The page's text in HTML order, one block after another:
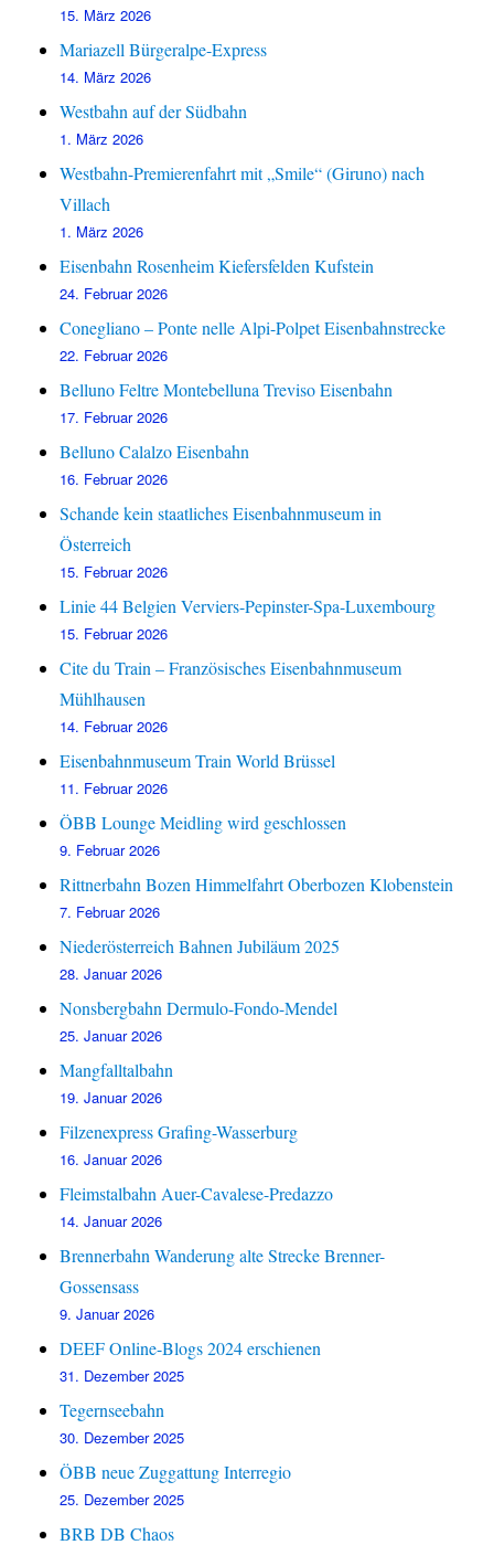
15. März 2026
Mariazell Bürgeralpe-Express
14. März 2026
Westbahn auf der Südbahn
1. März 2026
Westbahn-Premierenfahrt mit „Smile“ (Giruno) nach
Villach
1. März 2026
Eisenbahn Rosenheim Kiefersfelden Kufstein
24. Februar 2026
Conegliano – Ponte nelle Alpi-Polpet Eisenbahnstrecke
22. Februar 2026
Belluno Feltre Montebelluna Treviso Eisenbahn
17. Februar 2026
Belluno Calalzo Eisenbahn
16. Februar 2026
Schande kein staatliches Eisenbahnmuseum in
Österreich
15. Februar 2026
Linie 44 Belgien Verviers-Pepinster-Spa-Luxembourg
15. Februar 2026
Cite du Train – Französisches Eisenbahnmuseum
Mühlhausen
14. Februar 2026
Eisenbahnmuseum Train World Brüssel
11. Februar 2026
ÖBB Lounge Meidling wird geschlossen
9. Februar 2026
Rittnerbahn Bozen Himmelfahrt Oberbozen Klobenstein
7. Februar 2026
Niederösterreich Bahnen Jubiläum 2025
28. Januar 2026
Nonsbergbahn Dermulo-Fondo-Mendel
25. Januar 2026
Mangfalltalbahn
19. Januar 2026
Filzenexpress Grafing-Wasserburg
16. Januar 2026
Fleimstalbahn Auer-Cavalese-Predazzo
14. Januar 2026
Brennerbahn Wanderung alte Strecke Brenner-
Gossensass
9. Januar 2026
DEEF Online-Blogs 2024 erschienen
31. Dezember 2025
Tegernseebahn
30. Dezember 2025
ÖBB neue Zuggattung Interregio
25. Dezember 2025
BRB DB Chaos